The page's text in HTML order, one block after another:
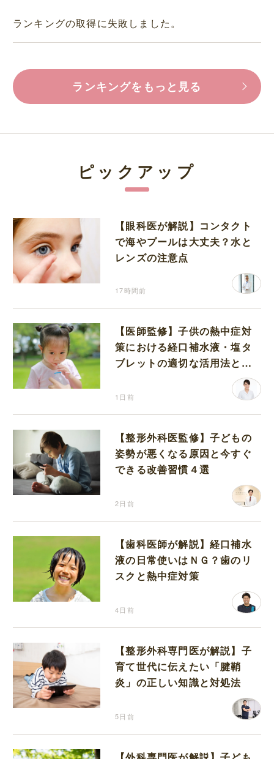
ランキングの取得に失敗しました。
ランキングをもっと見る
ピックアップ
【眼科医が解説】コンタクト
で海やプールは大丈夫？水と
レンズの注意点
17時間前
【医師監修】子供の熱中症対
策における経口補水液・塩タ
ブレットの適切な活用法と水
1日前
【整形外科医監修】子どもの
姿勢が悪くなる原因と今すぐ
できる改善習慣４選
2日前
【歯科医師が解説】経口補水
液の日常使いはＮＧ？歯のリ
スクと熱中症対策
4日前
【整形外科専門医が解説】子
育て世代に伝えたい「腱鞘
炎」の正しい知識と対処法
5日前